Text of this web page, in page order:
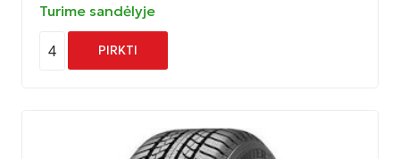
Turime sandėlyje
4 PIRKTI